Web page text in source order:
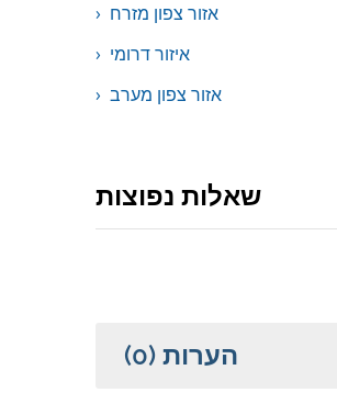
אזור צפון מזרח
איזור דרומי
אזור צפון מערב
שאלות נפוצות
הערות (0)